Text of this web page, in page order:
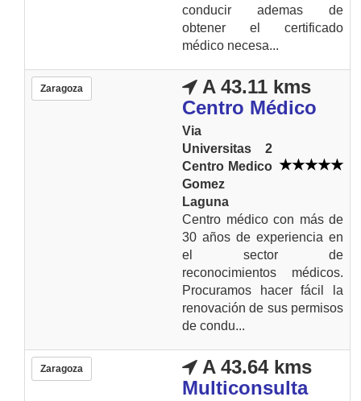
conducir ademas de
obtener el certificado
médico necesa...
Zaragoza
A 43.11 kms
Centro Médico
Via
Universitas 2
Centro Medico
Gomez
Laguna
Centro médico con más de
30 años de experiencia en
el sector de
reconocimientos médicos.
Procuramos hacer fácil la
renovación de sus permisos
de condu...
Zaragoza
A 43.64 kms
Multiconsulta